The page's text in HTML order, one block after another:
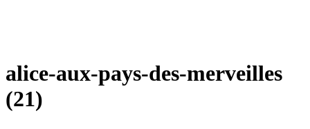
alice-aux-pays-des-merveilles
(21)